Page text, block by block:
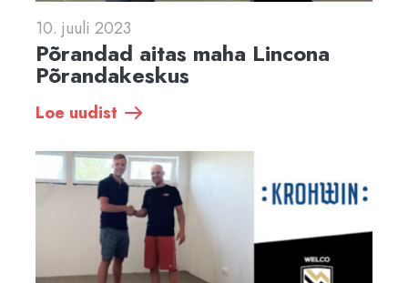
10. juuli 2023
Põrandad aitas maha Lincona
Põrandakeskus
Loe uudist